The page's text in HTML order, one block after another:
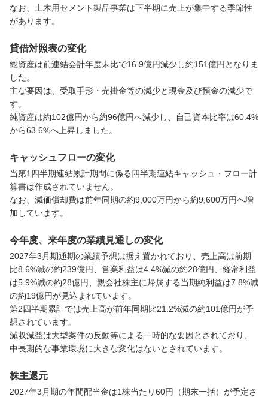
なお、土木用セメント製品事業は下半期に売上が集中する季節性
があります。
貸借対照表の変化
総資産は前連結会計年度末比で16.9億円減少し約151億円となりま
した。
主な要因は、受取手形・売掛金等の減少と現金及び預金の減少で
す。
純資産は約102億円から約96億円へ減少し、自己資本比率は60.4%
から63.6%へ上昇しました。
キャッシュフローの変化
当第1四半期連結累計期間に係る四半期連結キャッシュ・フロー計
算書は作成されていません。
なお、減価償却費は前年同期の約9,000万円から約9,600万円へ増
加しています。
今年度、来年度の業績見通しの変化
2027年3月期通期の業績予想は据え置かれており、売上高は前期
比8.6%減の約239億円、営業利益は4.4%減の約28億円、経常利益
は5.9%減の約28億円、親会社株主に帰属する当期純利益は7.8%減
の約19億円が見込まれています。
第2四半期累計では売上高が前年同期比21.2%減の約101億円が予
想されています。
減収減益は大型案件の反動等による一時的な要因とされており、
中長期的な事業環境に大きな変化はないとされています。
株主還元
2027年3月期の年間配当金は1株当たり60円（期末一括）が予定さ